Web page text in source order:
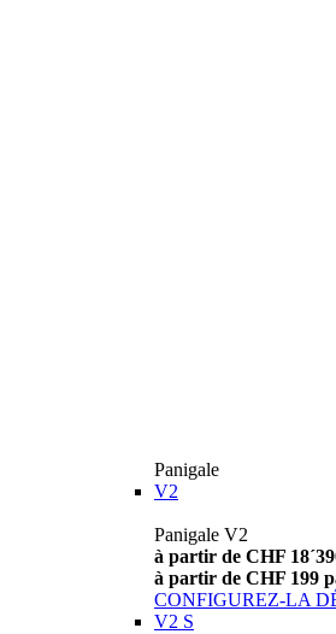
Panigale
V2
Panigale V2
à partir de CHF
à partir de CHF 199
CONFIGUREZ-LA
V2 S